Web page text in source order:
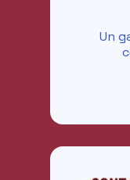
Un